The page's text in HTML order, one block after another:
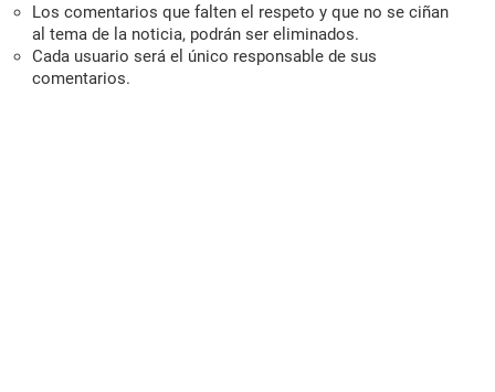
Los comentarios que falten el respeto y que no se ciñan
al tema de la noticia, podrán ser eliminados.
Cada usuario será el único responsable de sus
comentarios.